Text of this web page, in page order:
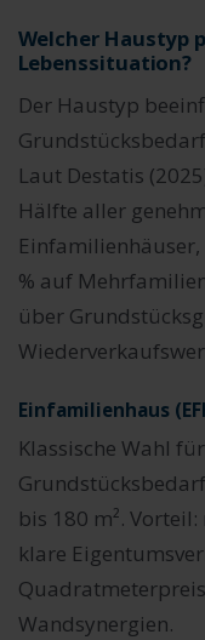
Welcher Haustyp
Lebenssituation?
Der Haustyp
Laut Destatis
Hälfte aller
% auf
über
Einfamilienhaus
Klassische Wahl
bis 180 m².
klare
Wandsynergien.